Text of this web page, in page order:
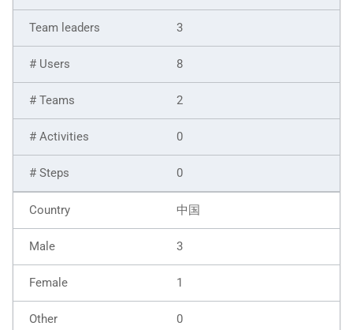
3
8
2
0
0
中国
3
1
0